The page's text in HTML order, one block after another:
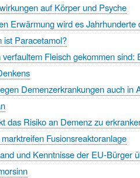
auf Körper und Psyche
Erwärmung wird es
ist Paracetamol?
Fleisch gekommen
Demenzerkrankungen auch in
das Risiko an Demenz zu
Fusionsreaktoranlage
und Kenntnisse der EU-Bürger